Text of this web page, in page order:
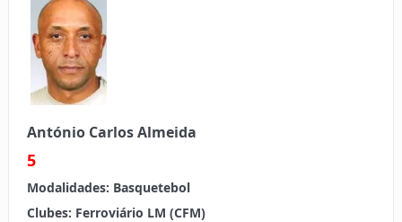
António Carlos Almeida
5
Modalidades: Basquetebol
Clubes: Ferroviário LM (CFM)